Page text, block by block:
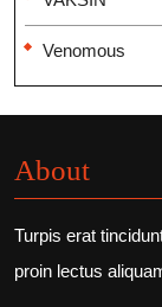
Venomous
About
Turpis erat
proin lectus